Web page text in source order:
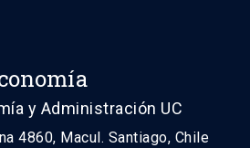
y Administración UC
4860, Macul. Santiago, Chile